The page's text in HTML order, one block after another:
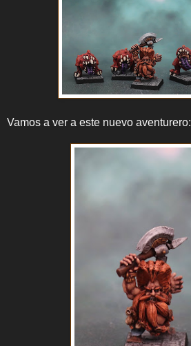
Vamos a ver a este nuevo aventurero: